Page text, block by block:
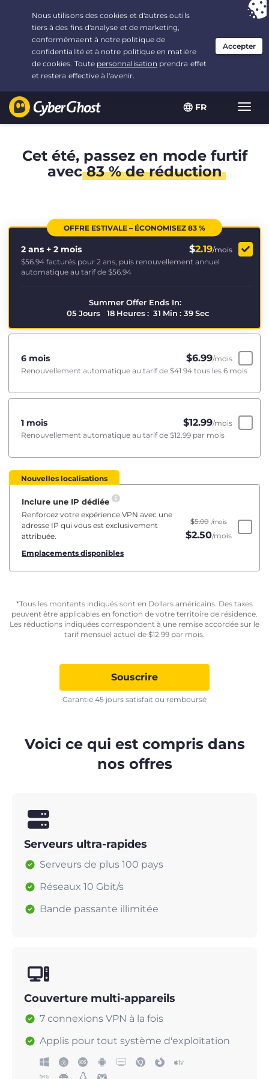
FR
Vous avez opté pour :L'offre la plus avantageuse
2.1666666666667 ans à $2.19/mois
Cet été, passez en mode furtif
avec83 % de réduction
OFFRE ESTIVALE – ÉCONOMISEZ 83 %
2 ans + 2 mois $2.19/mois
$56.94 facturés pour 2 ans, puis renouvellement annuel
automatique au tarif de $56.94
Summer Offer Ends In:
05 Jours 18 Heures : 31 Min : 39 Sec
6 mois $6.99/mois
Renouvellement automatique au tarif de $41.94 tous les 6 mois
1 mois $12.99/mois
Renouvellement automatique au tarif de $12.99 par mois
Nouvelles localisations
Inclure une IP dédiée
Renforcez votre expérience VPN avec une
adresse IP qui vous est exclusivement
attribuée.
Emplacements disponibles
$5.00 /mois
$2.50/mois
*Tous les montants indiqués sont en Dollars américains. Des taxes
peuvent être applicables en fonction de votre territoire de résidence.
Les réductions indiquées correspondent à une remise accordée sur le
tarif mensuel actuel de $12.99 par mois.
Souscrire
Garantie 45 jours satisfait ou remboursé
Voici ce qui est compris dans
nos offres
Serveurs ultra-rapides
Serveurs de plus 100 pays
Réseaux 10 Gbit/s
Bande passante illimitée
Couverture multi-appareils
7 connexions VPN à la fois
Applis pour tout système d'exploitation